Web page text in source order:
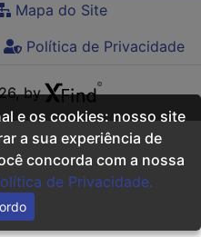
Mapa do Site
Política de Privacidade
by
e os cookies: nosso site
a sua experiência de
concorda com a nossa
de Privacidade.